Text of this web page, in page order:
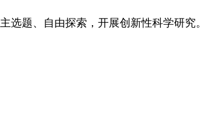
题、自由探索，开展创新性科学研究。